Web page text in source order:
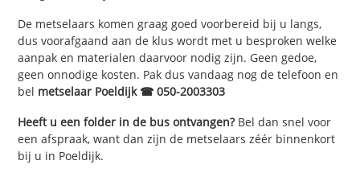
De metselaars komen graag goed voorbereid bij u langs,
dus voorafgaand aan de klus wordt met u besproken welke
aanpak en materialen daarvoor nodig zijn. Geen gedoe,
geen onnodige kosten. Pak dus vandaag nog de telefoon en
bel metselaar Poeldijk ☎ 050-2003303
Heeft u een folder in de bus ontvangen?Bel dan snel voor
een afspraak, want dan zijn de metselaars zéér binnenkort
bij u in Poeldijk.